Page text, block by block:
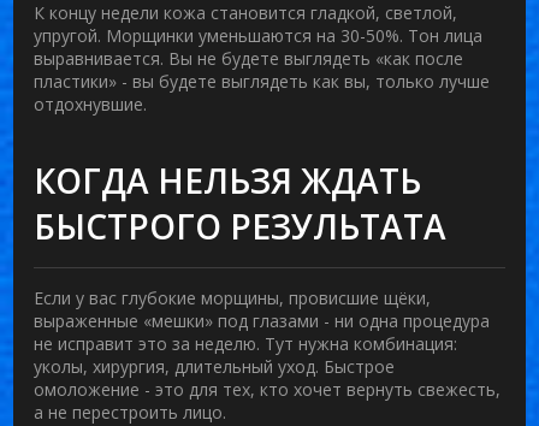
К концу недели кожа становится гладкой, светлой,
упругой. Морщинки уменьшаются на 30-50%. Тон лица
выравнивается. Вы не будете выглядеть «как после
пластики» - вы будете выглядеть как вы, только лучше
отдохнувшие.
КОГДА НЕЛЬЗЯ ЖДАТЬ
БЫСТРОГО РЕЗУЛЬТАТА
Если у вас глубокие морщины, провисшие щёки,
выраженные «мешки» под глазами - ни одна процедура
не исправит это за неделю. Тут нужна комбинация:
уколы, хирургия, длительный уход. Быстрое
омоложение - это для тех, кто хочет вернуть свежесть,
а не перестроить лицо.